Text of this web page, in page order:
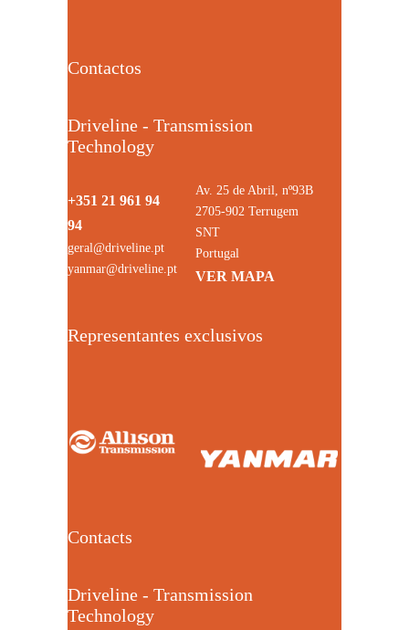
Contactos
Driveline - Transmission
Technology
+351 21 961 94
94
geral@driveline.pt
yanmar@driveline.pt
Av. 25 de Abril, nº93B
2705-902 Terrugem
SNT
Portugal
VER MAPA
Representantes exclusivos
Contacts
Driveline - Transmission
Technology